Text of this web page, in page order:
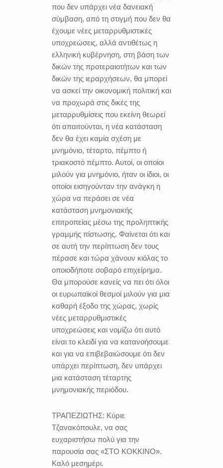
που δεν υπάρχει νέα δανειακή
σύμβαση, από τη στιγμή που δεν θα
έχουμε νέες μεταρρυθμιστικές
υποχρεώσεις, αλλά αντιθέτως η
ελληνική κυβέρνηση, στη βάση των
δικών της προτεραιοτήτων και των
δικών της ιεραρχήσεων, θα μπορεί
να ασκεί την οικονομική πολιτική και
να προχωρά στις δικές της
μεταρρυθμίσεις που εκείνη θεωρεί
ότι απαιτούνται, η νέα κατάσταση
δεν θα έχει καμία σχέση με
μνημόνιο, τέταρτο, πέμπτο ή
τριακοστό πέμπτο. Αυτοί, οι οποίοι
μιλούν για μνημόνιο, ήταν οι ίδιοι, οι
οποίοι εισηγούνταν την ανάγκη η
χώρα να περάσει σε νέα
κατάσταση μνημονιακής
επιτροπείας μέσω της προληπτικής
γραμμής πίστωσης. Φαίνεται ότι και
σε αυτή την περίπτωση δεν τους
πέρασε και τώρα χάνουν κιόλας το
οποιοδήποτε σοβαρό επιχείρημα.
Θα μπορούσε κανείς να πει ότι όλοι
οι ευρωπαϊκοί θεσμοί μιλούν για μια
καθαρή έξοδο της χώρας, χωρίς
νέες μεταρρυθμιστικές
υποχρεώσεις και νομίζω ότι αυτό
είναι το κλειδί για να κατανοήσουμε
και για να επιβεβαιώσουμε ότι δεν
υπάρχει περίπτωση, δεν υπάρχει
μια κατάσταση τέταρτης
μνημονιακής περιόδου.
ΤΡΑΠΕΖΙΩΤΗΣ: Κύριε
Τζανακόπουλε, να σας
ευχαριστήσω πολύ για την
παρουσία σας «ΣΤΟ ΚΟΚΚΙΝΟ».
Καλό μεσημέρι.